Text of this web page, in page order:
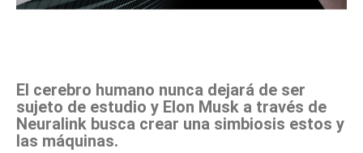
El cerebro humano nunca dejará de ser
sujeto de estudio y Elon Musk a través de
Neuralink busca crear una simbiosis estos y
las máquinas.